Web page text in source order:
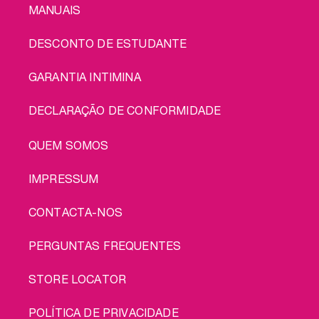
MANUAIS
DESCONTO DE ESTUDANTE
GARANTIA INTIMINA
DECLARAÇÃO DE CONFORMIDADE
LEGAL
QUEM SOMOS
IMPRESSUM
CONTACTA-NOS
PERGUNTAS FREQUENTES
STORE LOCATOR
POLÍTICA DE PRIVACIDADE